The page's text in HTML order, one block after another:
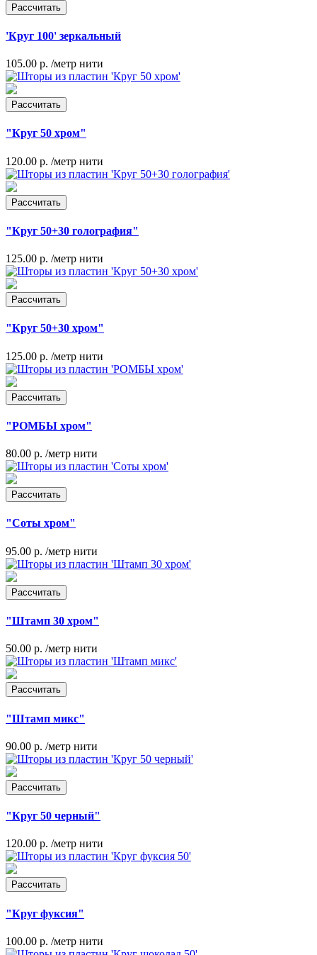
Рассчитать
'Круг 100' зеркальный
105.00 р. /метр нити
Рассчитать
"Круг 50 хром"
120.00 р. /метр нити
Рассчитать
"Круг 50+30 голография"
125.00 р. /метр нити
Рассчитать
"Круг 50+30 хром"
125.00 р. /метр нити
Рассчитать
"РОМБЫ хром"
80.00 р. /метр нити
Рассчитать
"Соты хром"
95.00 р. /метр нити
Рассчитать
"Штамп 30 хром"
50.00 р. /метр нити
Рассчитать
"Штамп микс"
90.00 р. /метр нити
Рассчитать
"Круг 50 черный"
120.00 р. /метр нити
Рассчитать
"Круг фуксия"
100.00 р. /метр нити